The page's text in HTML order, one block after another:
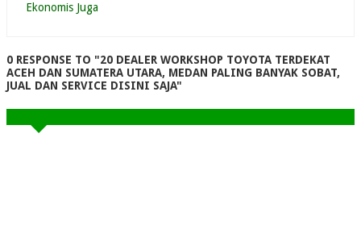
Ekonomis Juga
0 RESPONSE TO "20 DEALER WORKSHOP TOYOTA TERDEKAT
ACEH DAN SUMATERA UTARA, MEDAN PALING BANYAK SOBAT,
JUAL DAN SERVICE DISINI SAJA"